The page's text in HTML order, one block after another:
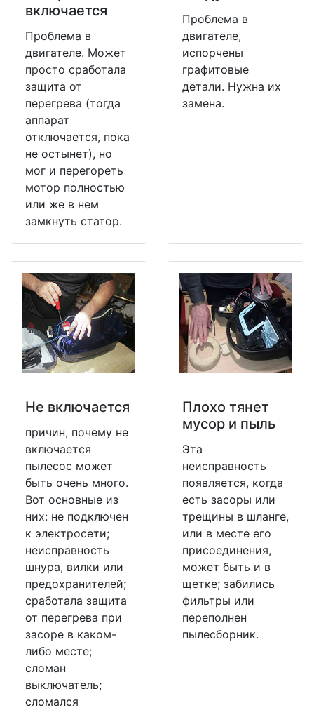
включается
Проблема в
двигателе. Может
просто сработала
защита от
перегрева (тогда
аппарат
отключается, пока
не остынет), но
мог и перегореть
мотор полностью
или же в нем
замкнуть статор.
Проблема в
двигателе,
испорчены
графитовые
детали. Нужна их
замена.
Не включается
причин, почему не
включается
пылесос может
быть очень много.
Вот основные из
них: не подключен
к электросети;
неисправность
шнура, вилки или
предохранителей;
сработала защита
от перегрева при
засоре в каком-
либо месте;
сломан
выключатель;
сломался
Плохо тянет
мусор и пыль
Эта
неисправность
появляется, когда
есть засоры или
трещины в шланге,
или в месте его
присоединения,
может быть и в
щетке; забились
фильтры или
переполнен
пылесборник.